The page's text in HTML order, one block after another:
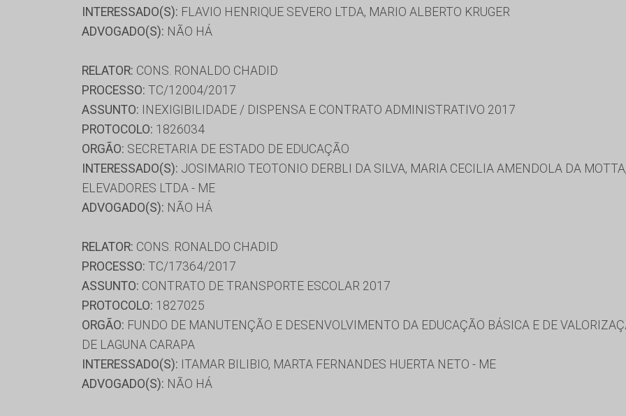
INTERESSADO(S): FLAVIO HENRIQUE SEVERO LTDA, MARIO ALBERTO KRUGER
ADVOGADO(S): NÃO HÁ
RELATOR: CONS. RONALDO CHADID
PROCESSO: TC/12004/2017
ASSUNTO: INEXIGIBILIDADE / DISPENSA E CONTRATO ADMINISTRATIVO 2017
PROTOCOLO: 1826034
ORGÃO: SECRETARIA DE ESTADO DE EDUCAÇÃO
INTERESSADO(S): JOSIMARIO TEOTONIO DERBLI DA SILVA, MARIA CECILIA AMENDOLA DA
ELEVADORES LTDA - ME
ADVOGADO(S): NÃO HÁ
RELATOR: CONS. RONALDO CHADID
PROCESSO: TC/17364/2017
ASSUNTO: CONTRATO DE TRANSPORTE ESCOLAR 2017
PROTOCOLO: 1827025
ORGÃO: FUNDO DE MANUTENÇÃO E DESENVOLVIMENTO DA EDUCAÇÃO BÁSICA E DE
DE LAGUNA CARAPA
INTERESSADO(S): ITAMAR BILIBIO, MARTA FERNANDES HUERTA NETO - ME
ADVOGADO(S): NÃO HÁ